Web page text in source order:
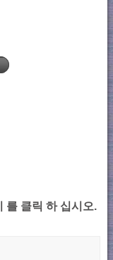
를 클릭 하 십시오.